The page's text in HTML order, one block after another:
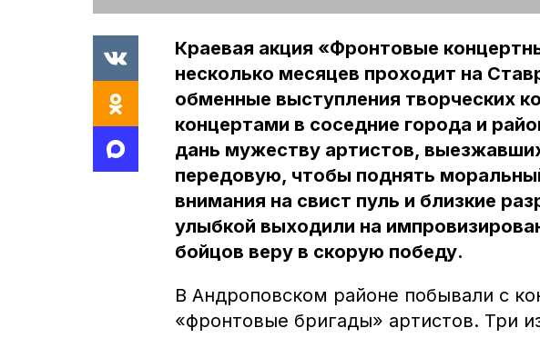
Краевая акция «Фронтовые
несколько месяцев проходит на
обменные выступления творческих
концертами в соседние города и
дань мужеству артистов,
передовую, чтобы поднять
внимания на свист пуль и близкие
улыбкой выходили на
бойцов веру в скорую победу.
В Андроповском районе побывали с
«фронтовые бригады» артистов. Три